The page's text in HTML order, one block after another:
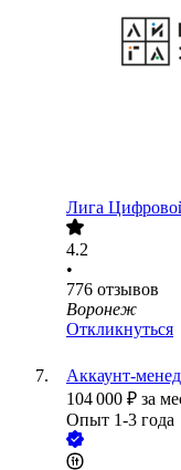
Лига
4.2
•
776 отзывов
Воронеж
Откликнуться
Аккаунт-
104 000 ₽ за
Опыт 1-3 года